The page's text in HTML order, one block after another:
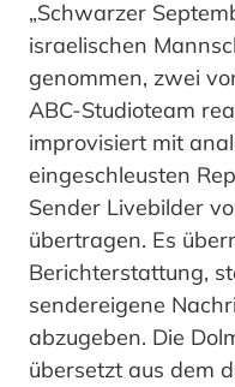
„Schwarzer
israelischen
genommen, zwei
ABC-Studioteam
improvisiert mit
eingeschleusten
Sender Livebilder
übertragen. Es
Berichterstattung,
sendereigene
abzugeben. Die
übersetzt aus dem